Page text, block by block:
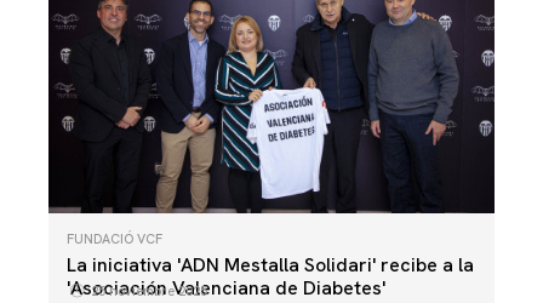
FUNDACIÓ VCF
La iniciativa 'ADN Mestalla Solidari' recibe a la
'Asociación Valenciana de Diabetes'
25 noviembre 2025